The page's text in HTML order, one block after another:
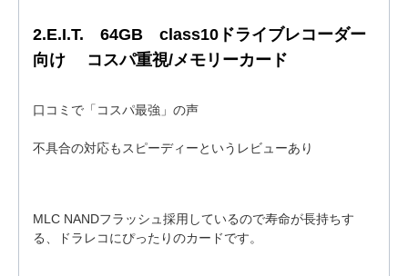
2.E.I.T. 64GB class10ドライブレコーダー
向け コスパ重視/メモリーカード
口コミで「コスパ最強」の声
不具合の対応もスピーディーというレビューあり
MLC NANDフラッシュ採用しているので寿命が長持ちす
る、ドラレコにぴったりのカードです。